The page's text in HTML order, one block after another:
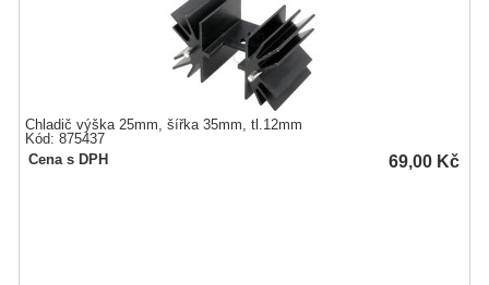
Chladič výška 25mm, šířka 35mm, tl.12mm
Kód: 875437
Cena s DPH
69,00 Kč